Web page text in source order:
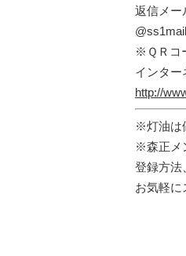
返信メー
※ＱＲコ
インター
http://
※灯油は
※森正メ
登録方法
お気軽に